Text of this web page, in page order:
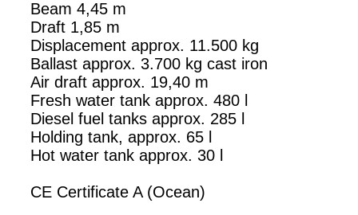
Beam 4,45 m
Draft 1,85 m
Displacement approx. 11.500 kg
Ballast approx. 3.700 kg cast iron
Air draft approx. 19,40 m
Fresh water tank approx. 480 l
Diesel fuel tanks approx. 285 l
Holding tank, approx. 65 l
Hot water tank approx. 30 l
CE Certificate A (Ocean)